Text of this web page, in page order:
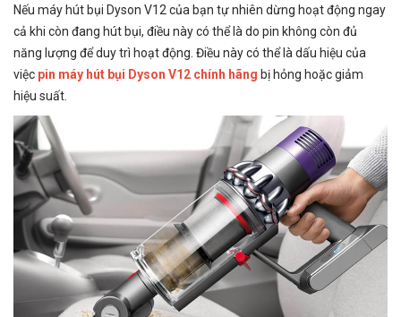
Nếu máy hút bụi Dyson V12 của bạn tự nhiên dừng hoạt động ngay
cả khi còn đang hút bụi, điều này có thể là do pin không còn đủ
năng lượng để duy trì hoạt động. Điều này có thể là dấu hiệu của
việc pin máy hút bụi Dyson V12 chính hãng bị hỏng hoặc giảm
hiệu suất.